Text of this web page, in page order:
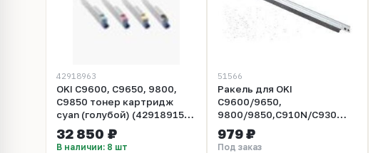
42918963
OKI C9600, C9650, 9800,
C9850 тонер картридж
cyan (голубой) (42918915,
42918963) Ресурс 15000
стр.
32 850 ₽
В наличии: 8 шт
51566
Ракель для OKI
C9600/9650,
9800/9850,C910N/C930
(УПАКОВКА 5 шт) TMS
979 ₽
Под заказ